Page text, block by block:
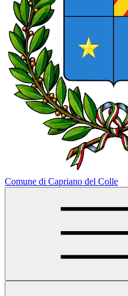
Comune di Capriano del Colle